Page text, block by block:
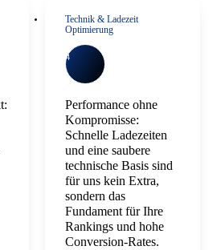
Technik & Ladezeit
Optimierung
4
Performance ohne
Kompromisse:
Schnelle Ladezeiten
und eine saubere
technische Basis sind
für uns kein Extra,
sondern das
Fundament für Ihre
Rankings und hohe
Conversion-Rates.